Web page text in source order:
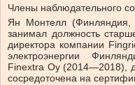
Члены наблюдательного
Ян Монтелл
занимал должность
директора компании
электроэнергии
Finextra Oy (2014—2018),
сосредоточена на